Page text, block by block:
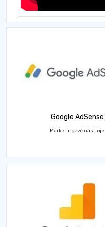
Google AdSense
Marketingové nástroje